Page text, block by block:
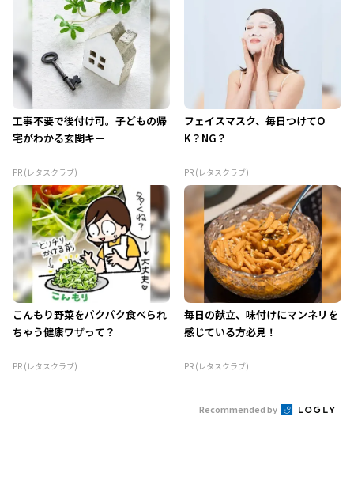
工事不要で後付け可。子どもの帰
宅がわかる玄関キー
PR (レタスクラブ)
フェイスマスク、毎日つけてO
K？NG？
PR (レタスクラブ)
こんもり野菜をパクパク食べられ
ちゃう健康ワザって？
PR (レタスクラブ)
毎日の献立、味付けにマンネリを
感じている方必見！
PR (レタスクラブ)
Recommended by